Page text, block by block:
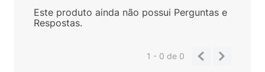
Este produto ainda não possui Perguntas e
Respostas.
1 - 0de 0